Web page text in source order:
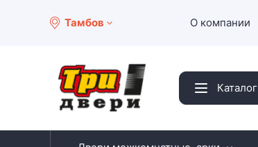
Тамбов О компании
Каталог